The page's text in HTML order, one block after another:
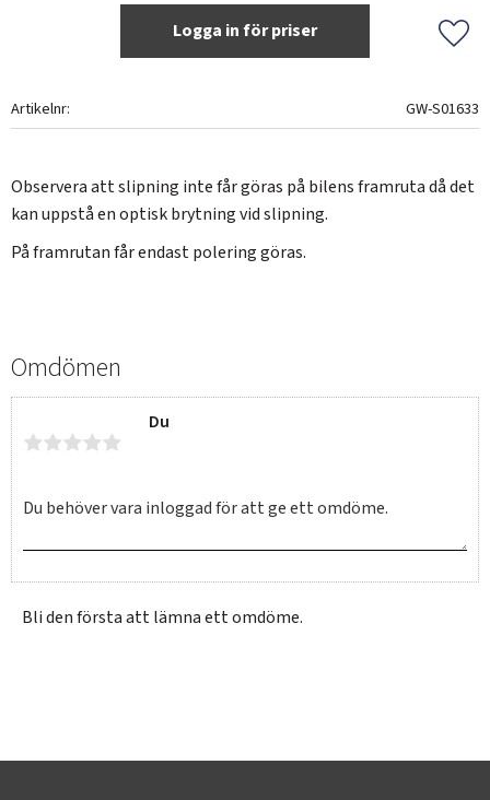
Logga in för priser
Artikelnr GW-S01633
Observera att slipning inte får göras på bilens framruta då det
kan uppstå en optisk brytning vid slipning.
På framrutan får endast polering göras.
Omdömen
Du
Bli den första att lämna ett omdöme.